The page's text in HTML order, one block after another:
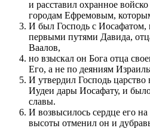
и расставил охранное
городам Ефремовым,
И был Господь с Иосафатом,
первыми путями Давида,
Ваалов,
но взыскал он Бога отца
Его, а не по деяниям
И утвердил Господь царство
Иудеи дары Иосафату, и
славы.
И возвысилось сердце его
высоты отменил он и